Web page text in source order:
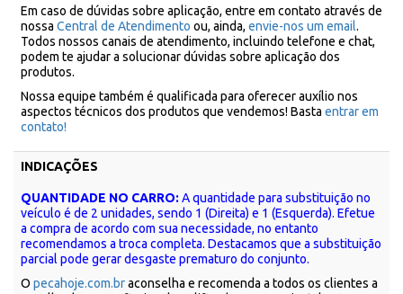
Em caso de dúvidas sobre aplicação, entre em contato através de
nossa Central de Atendimento ou, ainda, envie-nos um email.
Todos nossos canais de atendimento, incluindo telefone e chat,
podem te ajudar a solucionar dúvidas sobre aplicação dos
produtos.
Nossa equipe também é qualificada para oferecer auxílio nos
aspectos técnicos dos produtos que vendemos! Basta entrar em
contato!
INDICAÇÕES
QUANTIDADE NO CARRO: A quantidade para substituição no
veículo é de 2 unidades, sendo 1 (Direita) e 1 (Esquerda). Efetue
a compra de acordo com sua necessidade, no entanto
recomendamos a troca completa. Destacamos que a substituição
parcial pode gerar desgaste prematuro do conjunto.
O pecahoje.com.braconselha e recomenda a todos os clientes a